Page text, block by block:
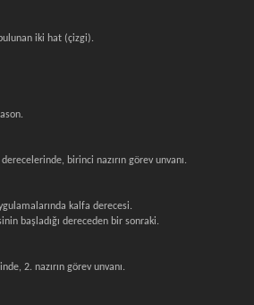
iki hat (çizgi).
birinci nazırın görev unvanı.
kalfa derecesi.
başladığı dereceden bir sonraki.
2. nazırın görev unvanı.